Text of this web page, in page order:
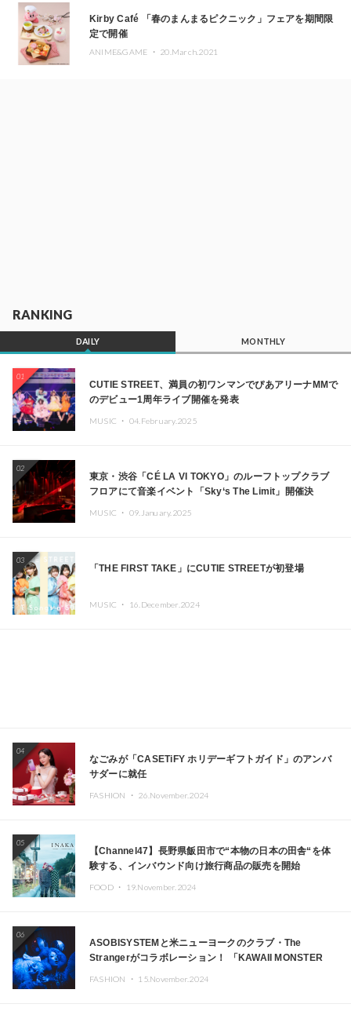
Kirby Café 「春のまんまるピクニック」フェアを期間限
定で開催
ANIME&GAME ・ 20.March.2021
RANKING
DAILY MONTHLY
01
CUTIE STREET、満員の初ワンマンでぴあアリーナMMで
のデビュー1周年ライブ開催を発表
MUSIC ・ 04.February.2025
02
東京・渋谷「CÉ LA VI TOKYO」のルーフトップクラブ
フロアにて音楽イベント「Sky‘s The Limit」開催決
MUSIC ・ 09.January.2025
03
「THE FIRST TAKE」にCUTIE STREETが初登場
MUSIC ・ 16.December.2024
04
なごみが「CASETiFY ホリデーギフトガイド」のアンバ
サダーに就任
FASHION ・ 26.November.2024
05
【Channel47】長野県飯田市で“本物の日本の田舎“を体
験する、インバウンド向け旅行商品の販売を開始
FOOD ・ 19.November.2024
06
ASOBISYSTEMと米ニューヨークのクラブ・The
Strangerがコラボレーション！ 「KAWAII MONSTER
FASHION ・ 15.November.2024